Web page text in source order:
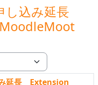
し込み延長
み延長 Extension